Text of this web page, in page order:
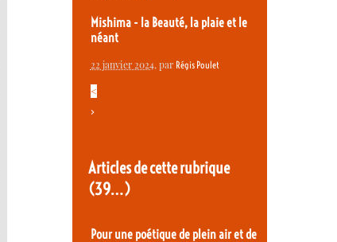
Mishima - la Beauté, la plaie et le
néant
22 janvier 2024, par Régis Poulet
<
>
Articles de cette rubrique
(39…)
Pour une poétique de plein air et de